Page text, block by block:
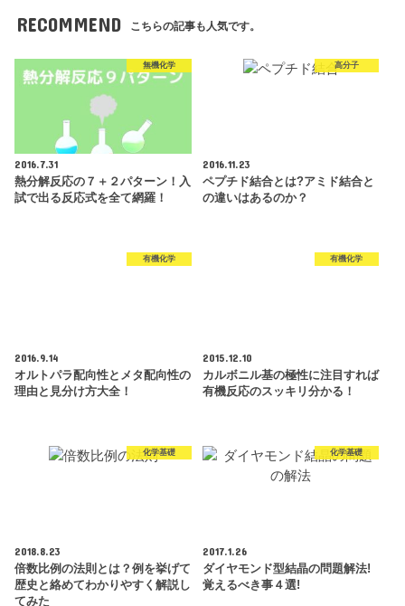
RECOMMEND こちらの記事も人気です。
無機化学
2016.7.31
熱分解反応の７＋２パターン！入
試で出る反応式を全て網羅！
高分子
2016.11.23
ペプチド結合とは?アミド結合と
の違いはあるのか？
有機化学
2016.9.14
オルトパラ配向性とメタ配向性の
理由と見分け方大全！
有機化学
2015.12.10
カルボニル基の極性に注目すれば
有機反応のスッキリ分かる！
化学基礎
2018.8.23
倍数比例の法則とは？例を挙げて
歴史と絡めてわかりやすく解説し
てみた
化学基礎
2017.1.26
ダイヤモンド型結晶の問題解法!
覚えるべき事４選!